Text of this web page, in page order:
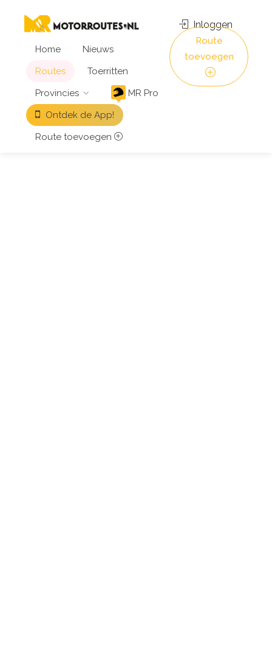
Home
Nieuws
Routes
Toerritten
Provincies
MR Pro
Ontdek de App!
Route toevoegen
Inloggen
Route
toevoegen